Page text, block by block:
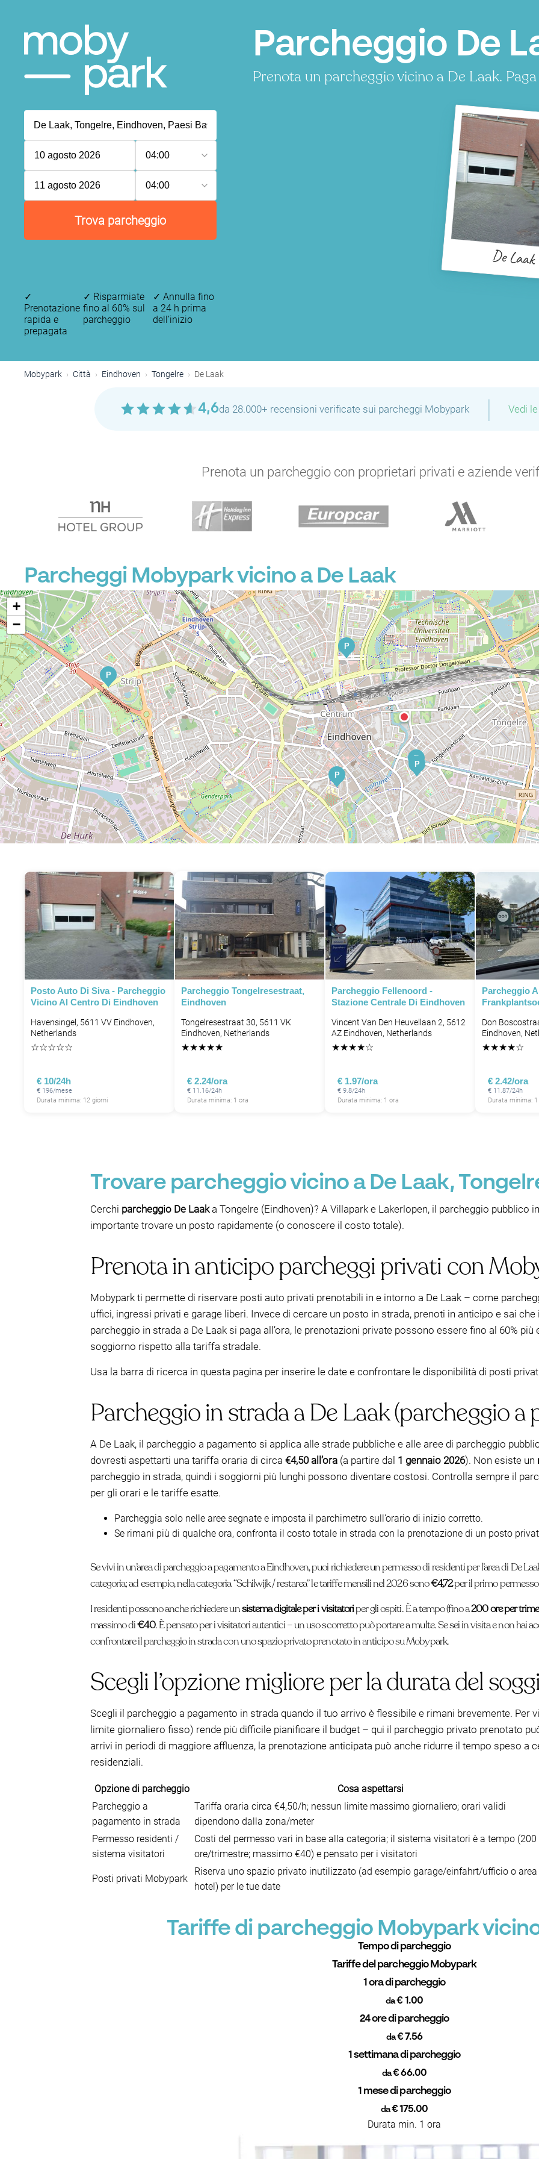
Parcheggio De
Prenota un parcheggio vicino a De Laak.
10 agosto 2026 04:00
11 agosto 2026 04:00
Trova parcheggio
De Laak
✓
Prenotazione
rapida e
prepagata
✓ Risparmiate
fino al 60% sul
parcheggio
✓ Annulla fino
a 24 h prima
dell’inizio
Mobypark Città Eindhoven Tongelre De Laak
4,6da 28.000+ recensioni verificate sui parcheggi Mobypark | Vedi
Prenota un parcheggio con proprietari privati e aziende
Parcheggi Mobypark vicino a De Laak
P
P
P
P
P
+
−
Posto Auto Di Siva - Parcheggio
Vicino Al Centro Di Eindhoven
Havensingel, 5611 VV Eindhoven,
Netherlands
☆☆☆☆☆
€ 10/24h
€ 196/mese
Durata minima: 12 giorni
Parcheggio Tongelresestraat,
Eindhoven
Tongelresestraat 30, 5611 VK
Eindhoven, Netherlands
★★★★★
€ 2.24/ora
€ 11.16/24h
Durata minima: 1 ora
Parcheggio Fellenoord -
Stazione Centrale Di Eindhoven
Vincent Van Den Heuvellaan 2, 5612
AZ Eindhoven, Netherlands
★★★★☆
€ 1.97/ora
€ 9.8/24h
Durata minima: 1 ora
Parcheggio
Don
Eindhoven,
★★★★☆
€ 2.42/ora
€ 11.87/24h
Durata minima: 1
Trovare parcheggio vicino a De Laak,
Cerchi parcheggio De Laaka Tongelre (Eindhoven)? A Villapark e Lakerlopen, il parcheggio pubblico
importante trovare un posto rapidamente (o conoscere il costo totale).
Prenota in anticipo parcheggi privati con
Mobypark ti permette di riservare posti auto privati prenotabili in e intorno a De Laak – come
uffici, ingressi privati e garage liberi. Invece di cercare un posto in strada, prenoti in anticipo e sai
parcheggio in strada a De Laak si paga all’ora, le prenotazioni private possono essere fino al 60%
soggiorno rispetto alla tariffa stradale.
Usa la barra di ricerca in questa pagina per inserire le date e confrontare le disponibilità di posti
Parcheggio in strada a De Laak (parcheggio a
A De Laak, il parcheggio a pagamento si applica alle strade pubbliche e alle aree di parcheggio
dovresti aspettarti una tariffa oraria di circa €4,50 all’ora (a partire dal 1 gennaio 2026). Non esiste un
parcheggio in strada, quindi i soggiorni più lunghi possono diventare costosi. Controlla sempre il
per gli orari e le tariffe esatte.
Parcheggia solo nelle aree segnate e imposta il parchimetro sull’orario di inizio corretto.
Se rimani più di qualche ora, confronta il costo totale in strada con la prenotazione di un posto
Se vivi in un’area di parcheggio a pagamento a Eindhoven, puoi richiedere un permesso di residenti per l’area di De
categoria; ad esempio, nella categoria “Schilwijk / restarea” le tariffe mensili nel 2026 sono€4,72per il primo
I residenti possono anche richiedere unsistema digitale per i visitatoriper gli ospiti. È a tempo (fino a200 ore per
massimo di€40. È pensato per i visitatori autentici – un uso scorretto può portare a multe. Se sei in visita e non hai
confrontare il parcheggio in strada con uno spazio privato prenotato in anticipo su Mobypark.
Scegli l’opzione migliore per la durata del
Scegli il parcheggio a pagamento in strada quando il tuo arrivo è flessibile e rimani brevemente. Per
limite giornaliero fisso) rende più difficile pianificare il budget – qui il parcheggio privato prenotato
arrivi in periodi di maggiore affluenza, la prenotazione anticipata può anche ridurre il tempo speso a
residenziali.
Opzione di parcheggio Cosa aspettarsi
Parcheggio a
pagamento in strada
Tariffa oraria circa €4,50/h; nessun limite massimo giornaliero; orari validi
dipendono dalla zona/meter
Permesso residenti /
sistema visitatori
Costi del permesso vari in base alla categoria; il sistema visitatori è a tempo (200
ore/trimestre; massimo €40) e pensato per i visitatori
Posti privati Mobypark
Riserva uno spazio privato inutilizzato (ad esempio garage/einfahrt/ufficio o area
hotel) per le tue date
Tariffe di parcheggio Mobypark
Tempo di parcheggio
Tariffe del parcheggio Mobypark
1 ora di parcheggio
da€ 1.00
24 ore di parcheggio
da€ 7.56
1 settimana di parcheggio
da€ 66.00
1 mese di parcheggio
da€ 175.00
Durata min. 1 ora